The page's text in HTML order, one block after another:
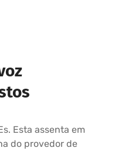
Esta assenta em
do provedor de